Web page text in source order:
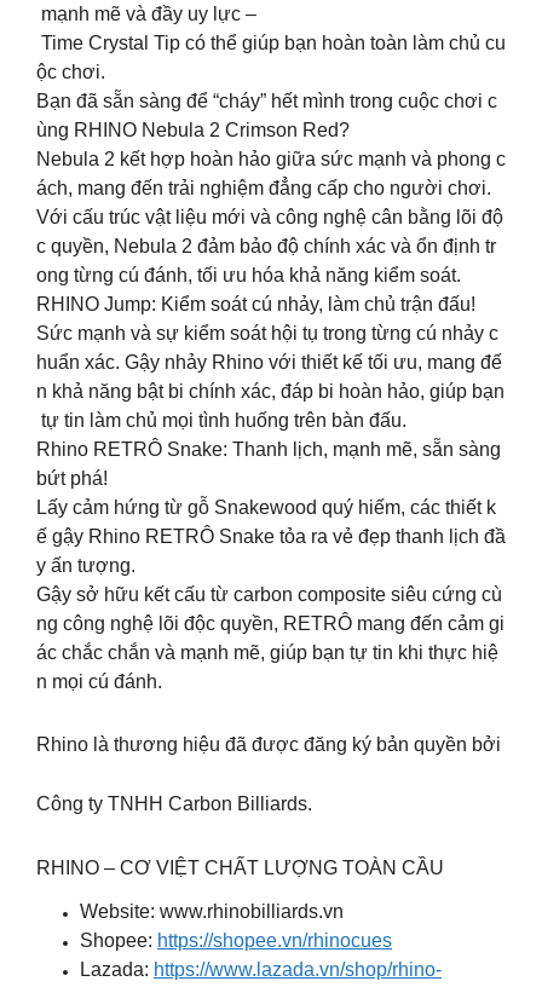
mạnh mẽ và đầy uy lực –
Time Crystal Tip có thể giúp bạn hoàn toàn làm chủ cu
ộc chơi.
Bạn đã sẵn sàng để “cháy” hết mình trong cuộc chơi c
ùng RHINO Nebula 2 Crimson Red?
Nebula 2 kết hợp hoàn hảo giữa sức mạnh và phong c
ách, mang đến trải nghiệm đẳng cấp cho người chơi.
Với cấu trúc vật liệu mới và công nghệ cân bằng lõi độ
c quyền, Nebula 2 đảm bảo độ chính xác và ổn định tr
ong từng cú đánh, tối ưu hóa khả năng kiểm soát.
RHINO Jump: Kiểm soát cú nhảy, làm chủ trận đấu!
Sức mạnh và sự kiểm soát hội tụ trong từng cú nhảy c
huẩn xác. Gậy nhảy Rhino với thiết kế tối ưu, mang đế
n khả năng bật bi chính xác, đáp bi hoàn hảo, giúp bạn
tự tin làm chủ mọi tình huống trên bàn đấu.
Rhino RETRÔ Snake: Thanh lịch, mạnh mẽ, sẵn sàng
bứt phá!
Lấy cảm hứng từ gỗ Snakewood quý hiếm, các thiết k
ế gậy Rhino RETRÔ Snake tỏa ra vẻ đẹp thanh lịch đầ
y ấn tượng.
Gậy sở hữu kết cấu từ carbon composite siêu cứng cù
ng công nghệ lõi độc quyền, RETRÔ mang đến cảm gi
ác chắc chắn và mạnh mẽ, giúp bạn tự tin khi thực hiệ
n mọi cú đánh.
Rhino là thương hiệu đã được đăng ký bản quyền bởi
Công ty TNHH Carbon Billiards.
RHINO – CƠ VIỆT CHẤT LƯỢNG TOÀN CẦU
Website: www.rhinobilliards.vn
Shopee: https://shopee.vn/rhinocues
Lazada: https://www.lazada.vn/shop/rhino-